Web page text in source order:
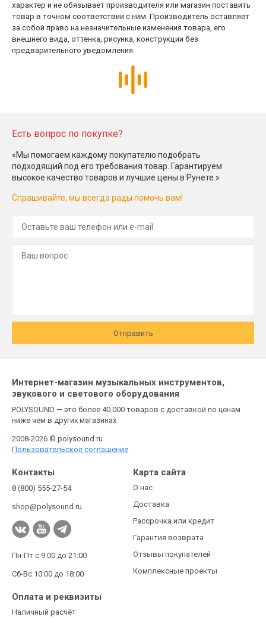
характер и не обязывает производителя или магазин поставить
товар в точном соответствии с ним. Производитель оставляет
за собой право на незначительные изменения товара, его
внешнего вида, оттенка, рисунка, конструкции без
предварительного уведомления.
Есть вопрос по покупке?
«Мы помогаем каждому покупателю подобрать
подходящий под его требования товар. Гарантируем
высокое качество товаров и лучшие цены в Рунете.»
Спрашивайте, мы всегда рады помочь вам!
Отправить
Интернет-магазин музыкальных инструментов,
звукового и светового оборудования
POLYSOUND — это более 40 000 товаров с доставкой по ценам
ниже чем в других магазинах
2008-2026 © polysound.ru
Пользовательское соглашение
Контакты
8 (800) 555-27-54
shop@polysound.ru
Пн-Пт с 9:00 до 21:00
Сб-Вс 10:00 до 18:00
Карта сайта
О нас
Доставка
Рассрочка или кредит
Гарантия возврата
Отзывы покупателей
Комплексные проекты
Оплата и реквизиты
Наличный расчёт